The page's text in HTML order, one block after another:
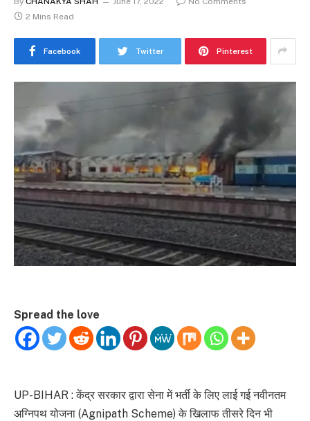
2 Mins Read
Facebook Twitter Pinterest
Spread the love
UP-BIHAR : केंद्र सरकार द्वारा सेना में भर्ती के लिए लाई गई नवीनतम
अग्निपथ योजना (Agnipath Scheme) के खिलाफ तीसरे दिन भी